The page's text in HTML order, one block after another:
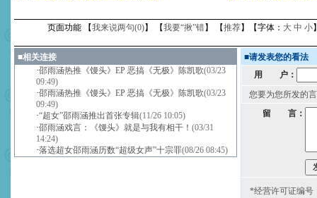
页面功能 【我来说两句(0)】 【我要“揪”错】 【推荐】【字体： 大 中 小
■相关连接
·邵雨涵热推《馒头》EP 恶搞《无极》陈凯歌(03/23
09:49)
·邵雨涵热推《馒头》EP 恶搞《无极》陈凯歌(03/23
09:49)
·“超女”邵雨涵推出首张专辑(11/26 10:05)
·邵雨涵戏言：《馒头》就是与我有相干！ (03/31
14:24)
·落选超女邵雨涵历数“超级女声”十宗罪(08/26 08:45)
■请发表您的看法
用 户：
您要为您所发的
留 言：
*经营许可证编号